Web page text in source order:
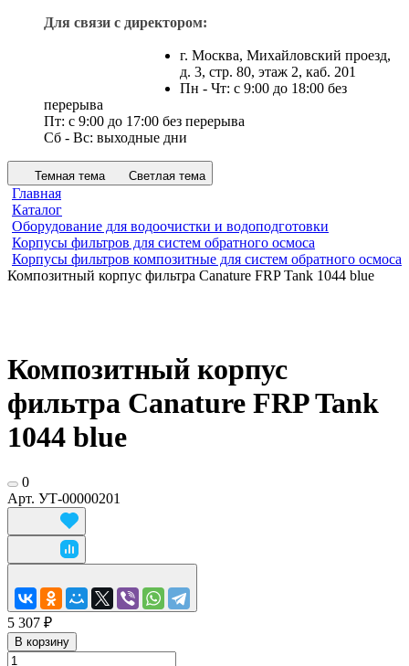
Для связи с директором:
г. Москва, Михайловский проезд,
д. 3, стр. 80, этаж 2, каб. 201
Пн - Чт: с 9:00 до 18:00 без
перерыва
Пт: с 9:00 до 17:00 без перерыва
Сб - Вс: выходные дни
Темная тема Светлая тема
Главная
Каталог
Оборудование для водоочистки и водоподготовки
Корпусы фильтров для систем обратного осмоса
Корпусы фильтров композитные для систем обратного осмоса
Композитный корпус фильтра Canature FRP Tank 1044 blue
Композитный корпус
фильтра Canature FRP Tank
1044 blue
0
Арт. УТ-00000201
5 307 ₽
В корзину